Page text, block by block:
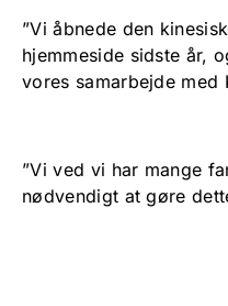
”Vi åbnede den
hjemmeside sidste år,
vores samarbejde med
”Vi ved vi har mange
nødvendigt at gøre